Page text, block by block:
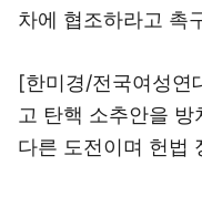
차에 협조하라고 촉
[한미경/전국여성연
고 탄핵 소추안을
다른 도전이며 헌법